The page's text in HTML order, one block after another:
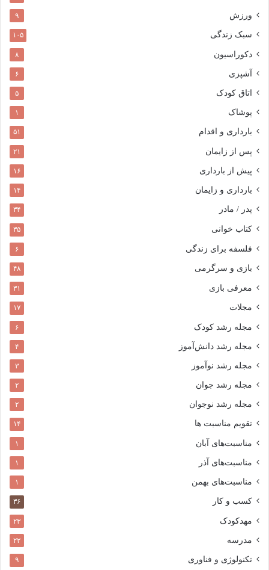
ورزش ۹
سبک زندگی ۱۰۵
دکوراسیون ۸
آشپزی ۶
اتاق کودک ۵
پوشاک ۱
بارداری و اقدام ۵۱
پس از زایمان ۲۱
پیش از بارداری ۱۶
بارداری و زایمان ۱۴
پدر / مادر ۳۴
کتاب خوانی ۳۵
فلسفه برای زندگی ۶
بازی و سرگرمی ۴۸
معرفی بازی ۳۱
مجلات ۱۷
مجله رشد کودک ۶
مجله رشد دانش‌آموز ۴
مجله رشد نوآموز ۳
مجله رشد جوان ۲
مجله رشد نوجوان ۲
تقویم مناسبت ها ۱۴
مناسبت‌های آبان ۱
مناسبت‌های آذر ۱
مناسبت‌های بهمن ۱
کسب و کار ۳۶
مهدکودک ۲۳
مدرسه ۲۲
تکنولوژی و فناوری ۹